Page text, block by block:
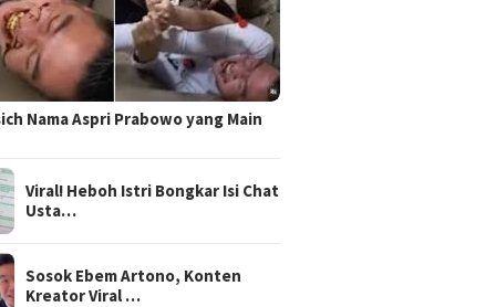
Nama Aspri Prabowo yang Main
Viral! Heboh Istri Bongkar Isi Chat
Usta…
Sosok Ebem Artono, Konten
Kreator Viral …